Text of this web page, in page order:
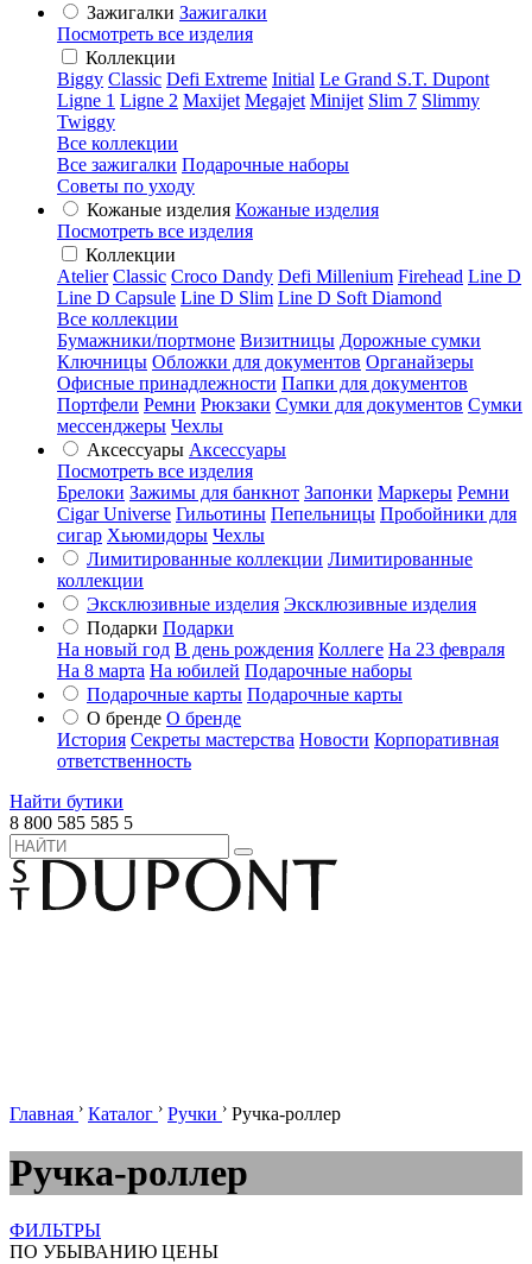
Зажигалки Зажигалки
Посмотреть все изделия
Коллекции
Biggy Classic Defi Extreme Initial Le Grand S.T. Dupont
Ligne 1 Ligne 2 Maxijet Megajet Minijet Slim 7 Slimmy
Twiggy
Все коллекции
Все зажигалки Подарочные наборы
Советы по уходу
Кожаные изделия Кожаные изделия
Посмотреть все изделия
Коллекции
Atelier Classic Croco Dandy Defi Millenium Firehead Line D
Line D Capsule Line D Slim Line D Soft Diamond
Все коллекции
Бумажники/портмоне Визитницы Дорожные сумки
Ключницы Обложки для документов Органайзеры
Офисные принадлежности Папки для документов
Портфели Ремни Рюкзаки Сумки для документов Сумки
мессенджеры Чехлы
Аксессуары Аксессуары
Посмотреть все изделия
Брелоки Зажимы для банкнот Запонки Маркеры Ремни
Cigar Universe Гильотины Пепельницы Пробойники для
сигар Хьюмидоры Чехлы
Лимитированные коллекции Лимитированные
коллекции
Эксклюзивные изделия Эксклюзивные изделия
Подарки Подарки
На новый год В день рождения Коллеге На 23 февраля
На 8 марта На юбилей Подарочные наборы
Подарочные карты Подарочные карты
О бренде О бренде
История Секреты мастерства Новости Корпоративная
ответственность
Найти бутики
8 800 585 585 5
Главная › Каталог › Ручки › Ручка-роллер
Ручка-роллер
ФИЛЬТРЫ
ПО УБЫВАНИЮ ЦЕНЫ